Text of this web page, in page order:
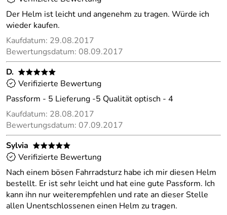
Der Helm ist leicht und angenehm zu tragen. Würde ich
wieder kaufen.
Kaufdatum: 29.08.2017
Bewertungsdatum: 08.09.2017
D.
*****
Verifizierte Bewertung
Passform - 5 Lieferung -5 Qualität optisch - 4
Kaufdatum: 28.08.2017
Bewertungsdatum: 07.09.2017
Sylvia
*****
Verifizierte Bewertung
Nach einem bösen Fahrradsturz habe ich mir diesen Helm
bestellt. Er ist sehr leicht und hat eine gute Passform. Ich
kann ihn nur weiterempfehlen und rate an dieser Stelle
allen Unentschlossenen einen Helm zu tragen.